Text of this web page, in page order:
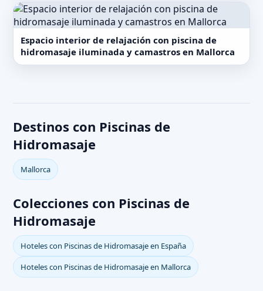
Espacio interior de relajación con piscina de
hidromasaje iluminada y camastros en Mallorca
Destinos con Piscinas de
Hidromasaje
Mallorca
Colecciones con Piscinas de
Hidromasaje
Hoteles con Piscinas de Hidromasaje en España
Hoteles con Piscinas de Hidromasaje en Mallorca